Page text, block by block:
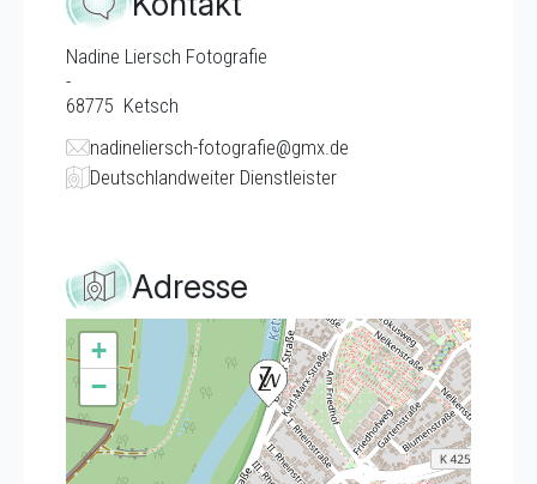
Nadine Liersch Fotografie
-
68775 Ketsch
nadineliersch-fotografie@gmx.de
Deutschlandweiter Dienstleister
Adresse
+
−